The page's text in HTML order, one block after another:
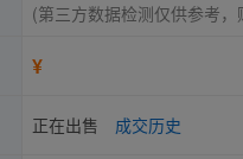
(第三方数据检测仅供参考
¥
正在出售 成交历史